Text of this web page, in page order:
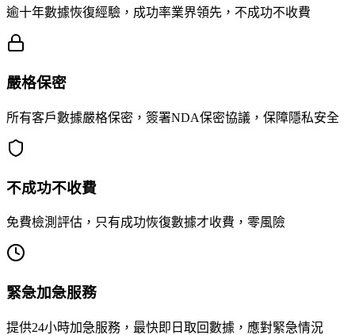
逾十年數據恢復經驗，成功率業界領先，不成功不收費
嚴格保密
所有客戶數據嚴格保密，簽署NDA保密協議，保障隱私安全
不成功不收費
免費檢測評估，只有成功恢復數據才收費，零風險
緊急加急服務
提供24小時加急服務，最快即日取回數據，應對緊急情況